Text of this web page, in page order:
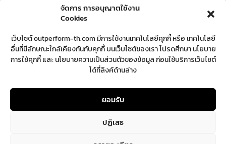
จัดการ การอนุญาตใช้งาน
Cookies
เว็บไซต์ outperform-th.com มีการใช้งานเทคโนโลยีคุกกี้ หรือ เทคโนโลยี
อื่นที่มีลักษณะใกล้เคียงกันกับคุกกี้ บนเว็บไซต์ของเรา โปรดศึกษา นโยบาย
การใช้คุกกี้ และ นโยบายความเป็นส่วนตัวของข้อมูล ก่อนใช้บริการเว็บไซต์
ได้ที่ลิงค์ด้านล่าง
ยอมรับ
ปฏิเสธ
ตราสารหนี้
อสังหาริมทรัพย์
ตลาดหุ้น